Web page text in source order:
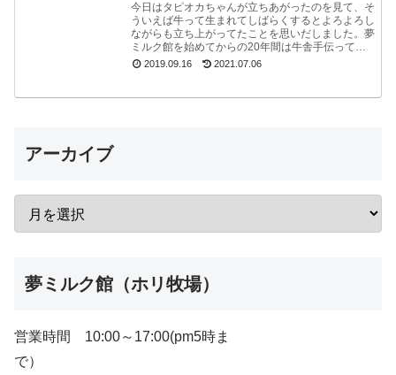
今日はタピオカちゃんが立ちあがったのを見て、そ
ういえば牛って生まれてしばらくするとよろよろし
ながらも立ち上がってたことを思いだしました。夢
ミルク館を始めてからの20年間は牛舎手伝ってな
いので、うっかり忘れてました。ちょうど牧場長が
2019.09.16 2021.07.06
アーカイブ
夢ミルク館（ホリ牧場）
営業時間 10:00～17:00(pm5時ま
で）